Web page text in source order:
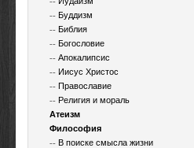
-- Буддизм
-- Библия
-- Богословие
--Апокалипсис
-- Иисус Христос
--Православие
-- Религия и мораль
Атеизм
Философия
-- В поиске смысла жизни